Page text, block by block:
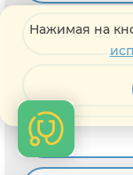
ВРАЧ
Нажимая на